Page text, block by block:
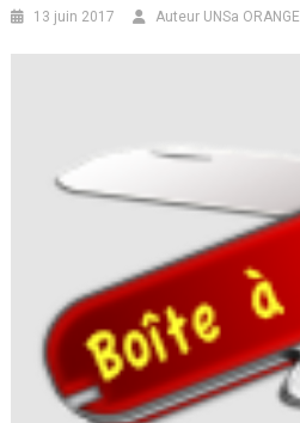
13 juin 2017 Auteur UNSa ORANGE